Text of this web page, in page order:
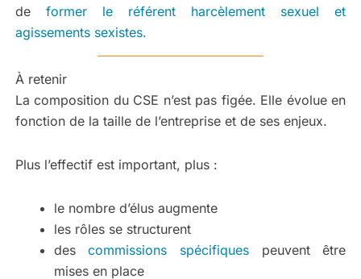
de former le référent harcèlement sexuel et
agissements sexistes.
À retenir
La composition du CSE n’est pas figée. Elle évolue en
fonction de la taille de l’entreprise et de ses enjeux.
Plus l’effectif est important, plus :
le nombre d’élus augmente
les rôles se structurent
descommissions spécifiques peuvent être
mises en place